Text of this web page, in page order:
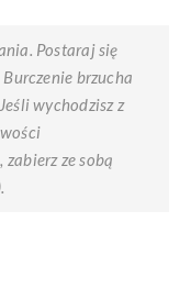
Postaraj się
brzucha
wychodzisz z
ze sobą